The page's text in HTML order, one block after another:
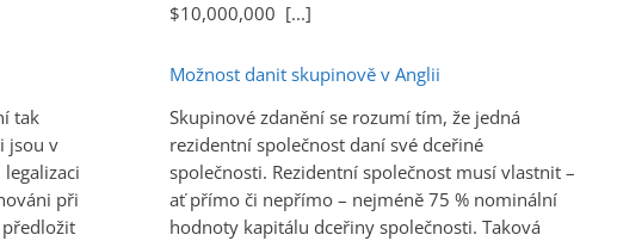
$10,000,000 [...]
tak
jsou v
při
Možnost danit skupinově v Anglii
Skupinové zdanění se rozumí tím, že jedná
rezidentní společnost daní své dceřiné
společnosti. Rezidentní společnost musí vlastnit –
ať přímo či nepřímo – nejméně 75 % nominální
hodnoty kapitálu dceřiny společnosti. Taková